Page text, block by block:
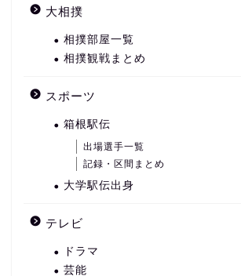
大相撲
相撲部屋一覧
相撲観戦まとめ
スポーツ
箱根駅伝
出場選手一覧
記録・区間まとめ
大学駅伝出身
テレビ
ドラマ
芸能